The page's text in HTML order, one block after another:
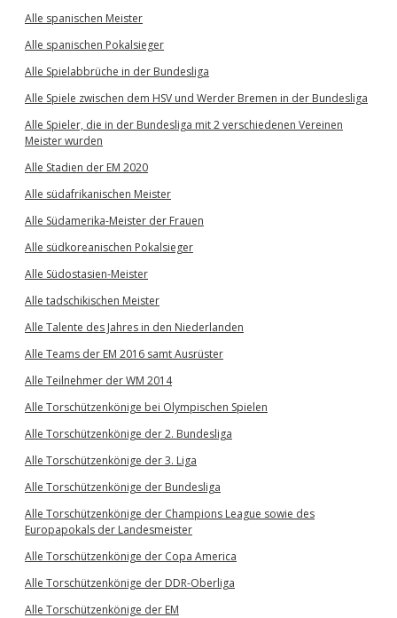
Alle spanischen Meister
Alle spanischen Pokalsieger
Alle Spielabbrüche in der Bundesliga
Alle Spiele zwischen dem HSV und Werder Bremen in der Bundesliga
Alle Spieler, die in der Bundesliga mit 2 verschiedenen Vereinen
Meister wurden
Alle Stadien der EM 2020
Alle südafrikanischen Meister
Alle Südamerika-Meister der Frauen
Alle südkoreanischen Pokalsieger
Alle Südostasien-Meister
Alle tadschikischen Meister
Alle Talente des Jahres in den Niederlanden
Alle Teams der EM 2016 samt Ausrüster
Alle Teilnehmer der WM 2014
Alle Torschützenkönige bei Olympischen Spielen
Alle Torschützenkönige der 2. Bundesliga
Alle Torschützenkönige der 3. Liga
Alle Torschützenkönige der Bundesliga
Alle Torschützenkönige der Champions League sowie des
Europapokals der Landesmeister
Alle Torschützenkönige der Copa America
Alle Torschützenkönige der DDR-Oberliga
Alle Torschützenkönige der EM